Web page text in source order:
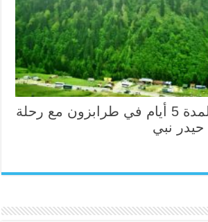
برنامج سياحي لمدة 5 أيام في طرابزون مع رحلة
نبي